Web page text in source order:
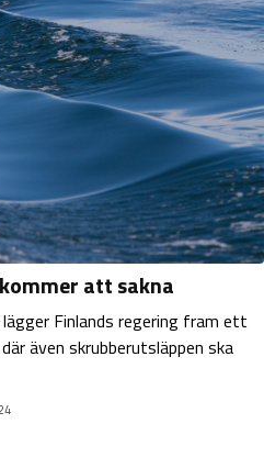
att sakna
Finlands regering fram ett
även skrubberutsläppen ska